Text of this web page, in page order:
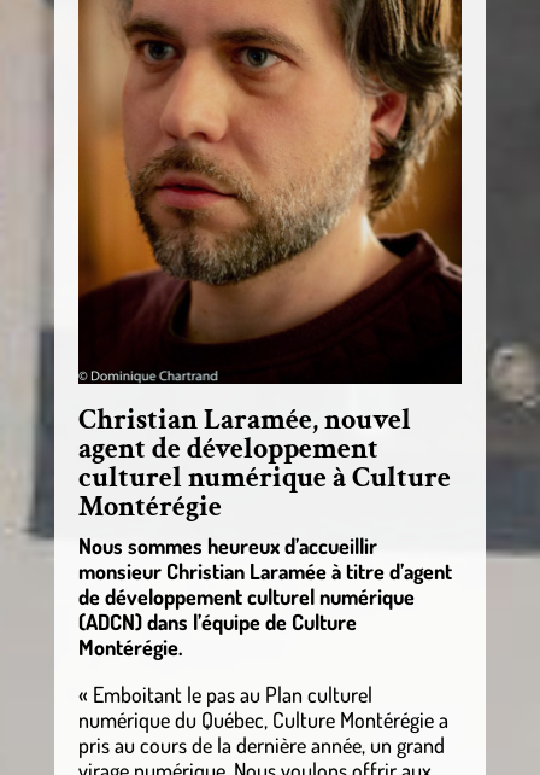
Christian Laramée, nouvel
agent de développement
culturel numérique à Culture
Montérégie
Nous sommes heureux d’accueillir
monsieur Christian Laramée à titre d’agent
de développement culturel numérique
(ADCN) dans l’équipe de Culture
Montérégie.
« Emboitant le pas au Plan culturel
numérique du Québec, Culture Montérégie a
pris au cours de la dernière année, un grand